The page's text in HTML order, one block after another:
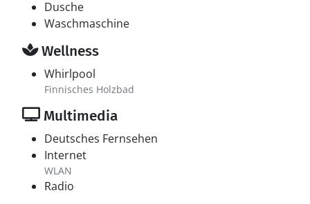
Dusche
Waschmaschine
Wellness
Whirlpool
Finnisches Holzbad
Multimedia
Deutsches Fernsehen
Internet
WLAN
Radio